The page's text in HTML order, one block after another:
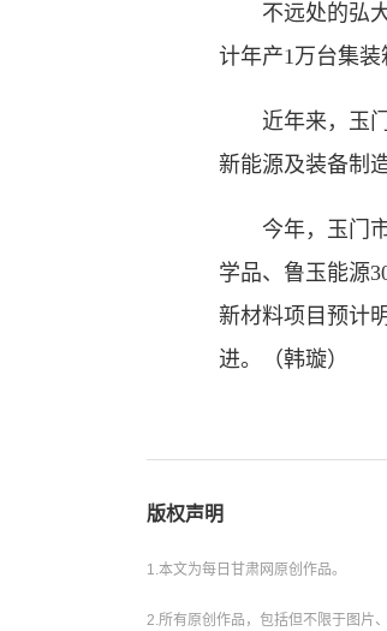
不远处的弘大
计年产1万台集装
近年来，玉门
新能源及装备制
今年，玉门市
学品、鲁玉能源
新材料项目预计
进。（韩璇）
版权声明
1.本文为每日甘肃网原创作品。
2.所有原创作品，包括但不限于图片